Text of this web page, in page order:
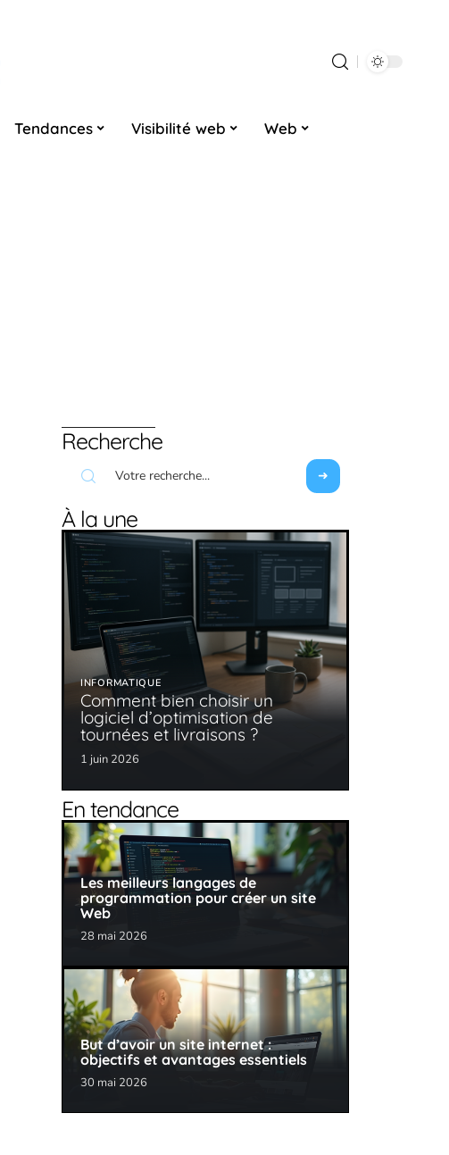
Tendances Visibilité web Web
Recherche
À la une
INFORMATIQUE
Comment bien choisir un
logiciel d’optimisation de
tournées et livraisons ?
1 juin 2026
En tendance
Les meilleurs langages de
programmation pour créer un site
Web
28 mai 2026
But d’avoir un site internet :
objectifs et avantages essentiels
30 mai 2026